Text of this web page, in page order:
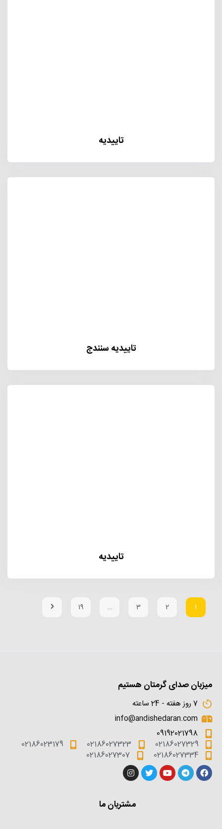
تاییدیه
تاییدیه سنندج
تاییدیه
1
2
3
…
19
میزبان صدای گرمتان هستیم
7 روز هفته - 24 ساعته
info@andishedaran.com
09192021798
02186027329
02186027323
02186023179
02186027334
02186027307
مشتریان ما